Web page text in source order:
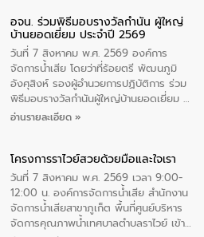
ทิพย์คำ รองผู้ว่าราชการจังหวัดมุกดาหาร
เป็นประธานในพิธี ณ เรือนจําชั่วคราวนาโสก
ตําบลนาโสก อําเภอเมืองมุกดาหาร จังหวัด
มุกดาหาร โดยในกิจกรรมได้ร่วมปลูกป่า และ
ทําความสะอาดภายในบริเวณ จัดกิจกรรม
เพื่อถวายเป็นพระราชกุศล สมเด็จพระนาง
เจ้าสิริกิติ์พระบรมราชินีนาถ พระบรมราช
อจน. ร่วมพิธีมอบรางวัลกำนัน ผู้ใหญ่
บ้านยอดเยี่ยม ประจำปี 2569
วันที่ 7 สิงหาคม พ.ศ. 2569 องค์การ
จัดการน้ำเสีย โดยว่าที่ร้อยตรี พัฒนภูมิ
อังศุสิงห์ รองผู้อำนวยการปฏิบัติการ ร่วม
พิธีมอบรางวัลกำนันผู้ใหญ่บ้านยอดเยี่ยม ณ
ทำเนียบรัฐบาล โดยมีนายอนุทิน ชาญวีรกูล
ทองคำและประกาศเกียรติคุณให้แก่ กำนัน
ผู้ใหญ่บ้านยอดเยี่ยม พร้อมกล่าวชื่นชม ให้
โอวาท และมอบนโยบาย
อ่านรายละเอียด »
โครงการราไวย์สวยด้วยมือและใจเรา
วันที่ 7 สิงหาคม พ.ศ. 2569 เวลา 9:00-
12:00 น. องค์การจัดการน้ำเสีย สำนักงาน
จัดการน้ำเสียสาขาภูเก็ต พื้นที่ศูนย์บริหาร
จัดการคุณภาพน้ำเทศบาลตำบลราไวย์ เข้า